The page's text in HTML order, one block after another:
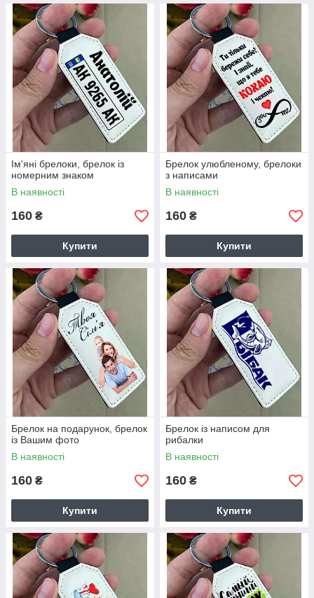
Ім'яні брелоки, брелок із
номерним знаком
В наявності
160 ₴
Купити
Брелок улюбленому, брелоки
з написами
В наявності
160 ₴
Купити
Брелок на подарунок, брелок
із Вашим фото
В наявності
160 ₴
Купити
Брелок із написом для
рибалки
В наявності
160 ₴
Купити